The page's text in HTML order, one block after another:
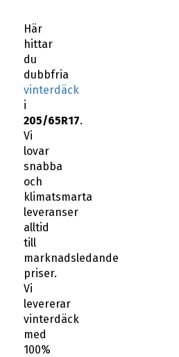
Här
hittar
du
dubbfria
vinterdäck
i
205/65R17.
Vi
lovar
snabba
och
klimatsmarta
leveranser
alltid
till
marknadsledande
priser.
Vi
levererar
vinterdäck
med
100%